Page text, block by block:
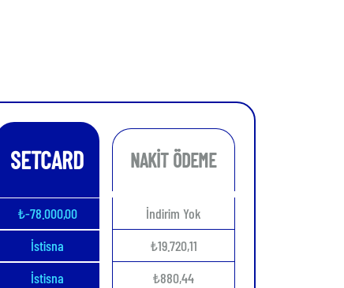
SETCARD NAKİT ÖDEME
₺-78.000,00 İndirim Yok
İstisna ₺19.720,11
İstisna ₺880,44